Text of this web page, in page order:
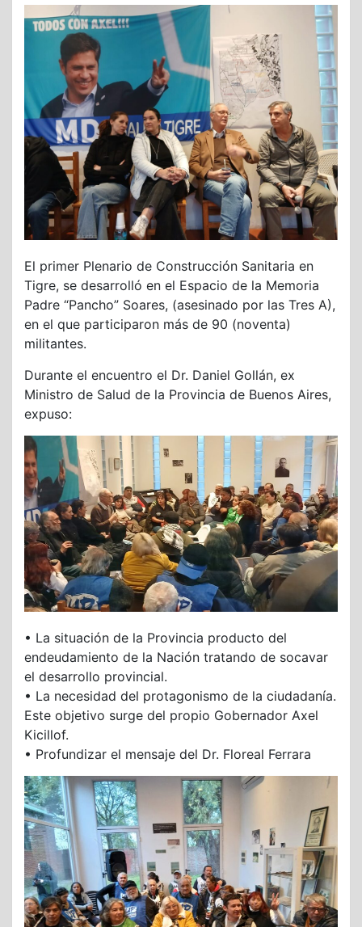
El primer Plenario de Construcción Sanitaria en
Tigre, se desarrolló en el Espacio de la Memoria
Padre “Pancho” Soares, (asesinado por las Tres A),
en el que participaron más de 90 (noventa)
militantes.
Durante el encuentro el Dr. Daniel Gollán, ex
Ministro de Salud de la Provincia de Buenos Aires,
expuso:
• La situación de la Provincia producto del
endeudamiento de la Nación tratando de socavar
el desarrollo provincial.
• La necesidad del protagonismo de la ciudadanía.
Este objetivo surge del propio Gobernador Axel
Kicillof.
• Profundizar el mensaje del Dr. Floreal Ferrara